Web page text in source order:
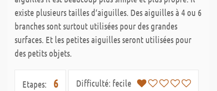
existe plusieurs tailles d‘aiguilles. Des aiguilles à 4 ou 6
branches sont surtout utilisées pour des grandes
surfaces. Et les petites aiguilles seront utilisées pour
des petits objets.
Etapes: 6 Difficulté: fecile